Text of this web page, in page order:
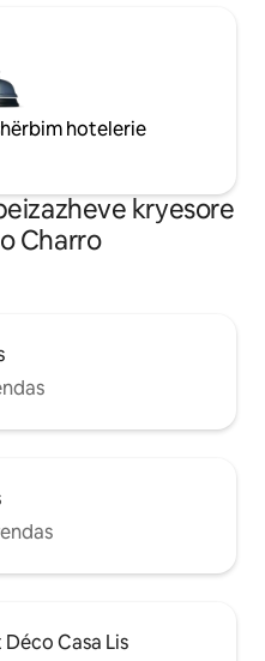
hotelerie
kryesore
Charro
Casa Lis